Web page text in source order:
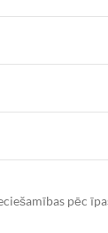
pēc